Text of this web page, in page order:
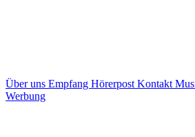
Über uns Empfang Hörerpost Kontakt
Werbung